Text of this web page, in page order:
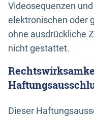
Videosequenzen
elektronischen oder
ohne ausdrückliche
nicht gestattet.
Dieser